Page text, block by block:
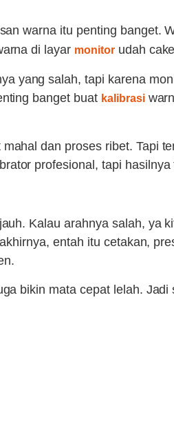
warna itu penting banget.
di layar monitorudah
yang salah, tapi karena
banget buat kalibrasi
dan proses ribet. Tapi
profesional, tapi
Kalau arahnya salah, ya
entah itu cetakan,
bikin mata cepat lelah.